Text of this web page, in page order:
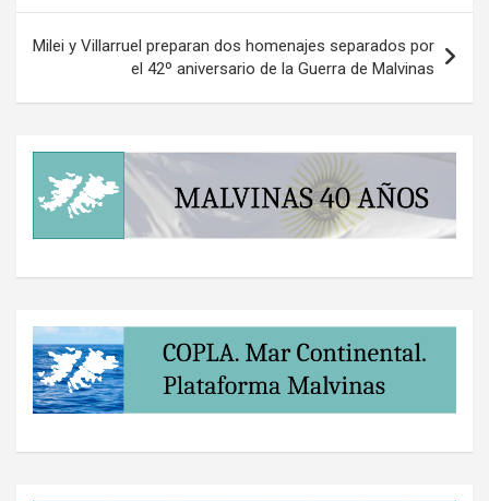
entradas
Milei y Villarruel preparan dos homenajes separados por
el 42º aniversario de la Guerra de Malvinas